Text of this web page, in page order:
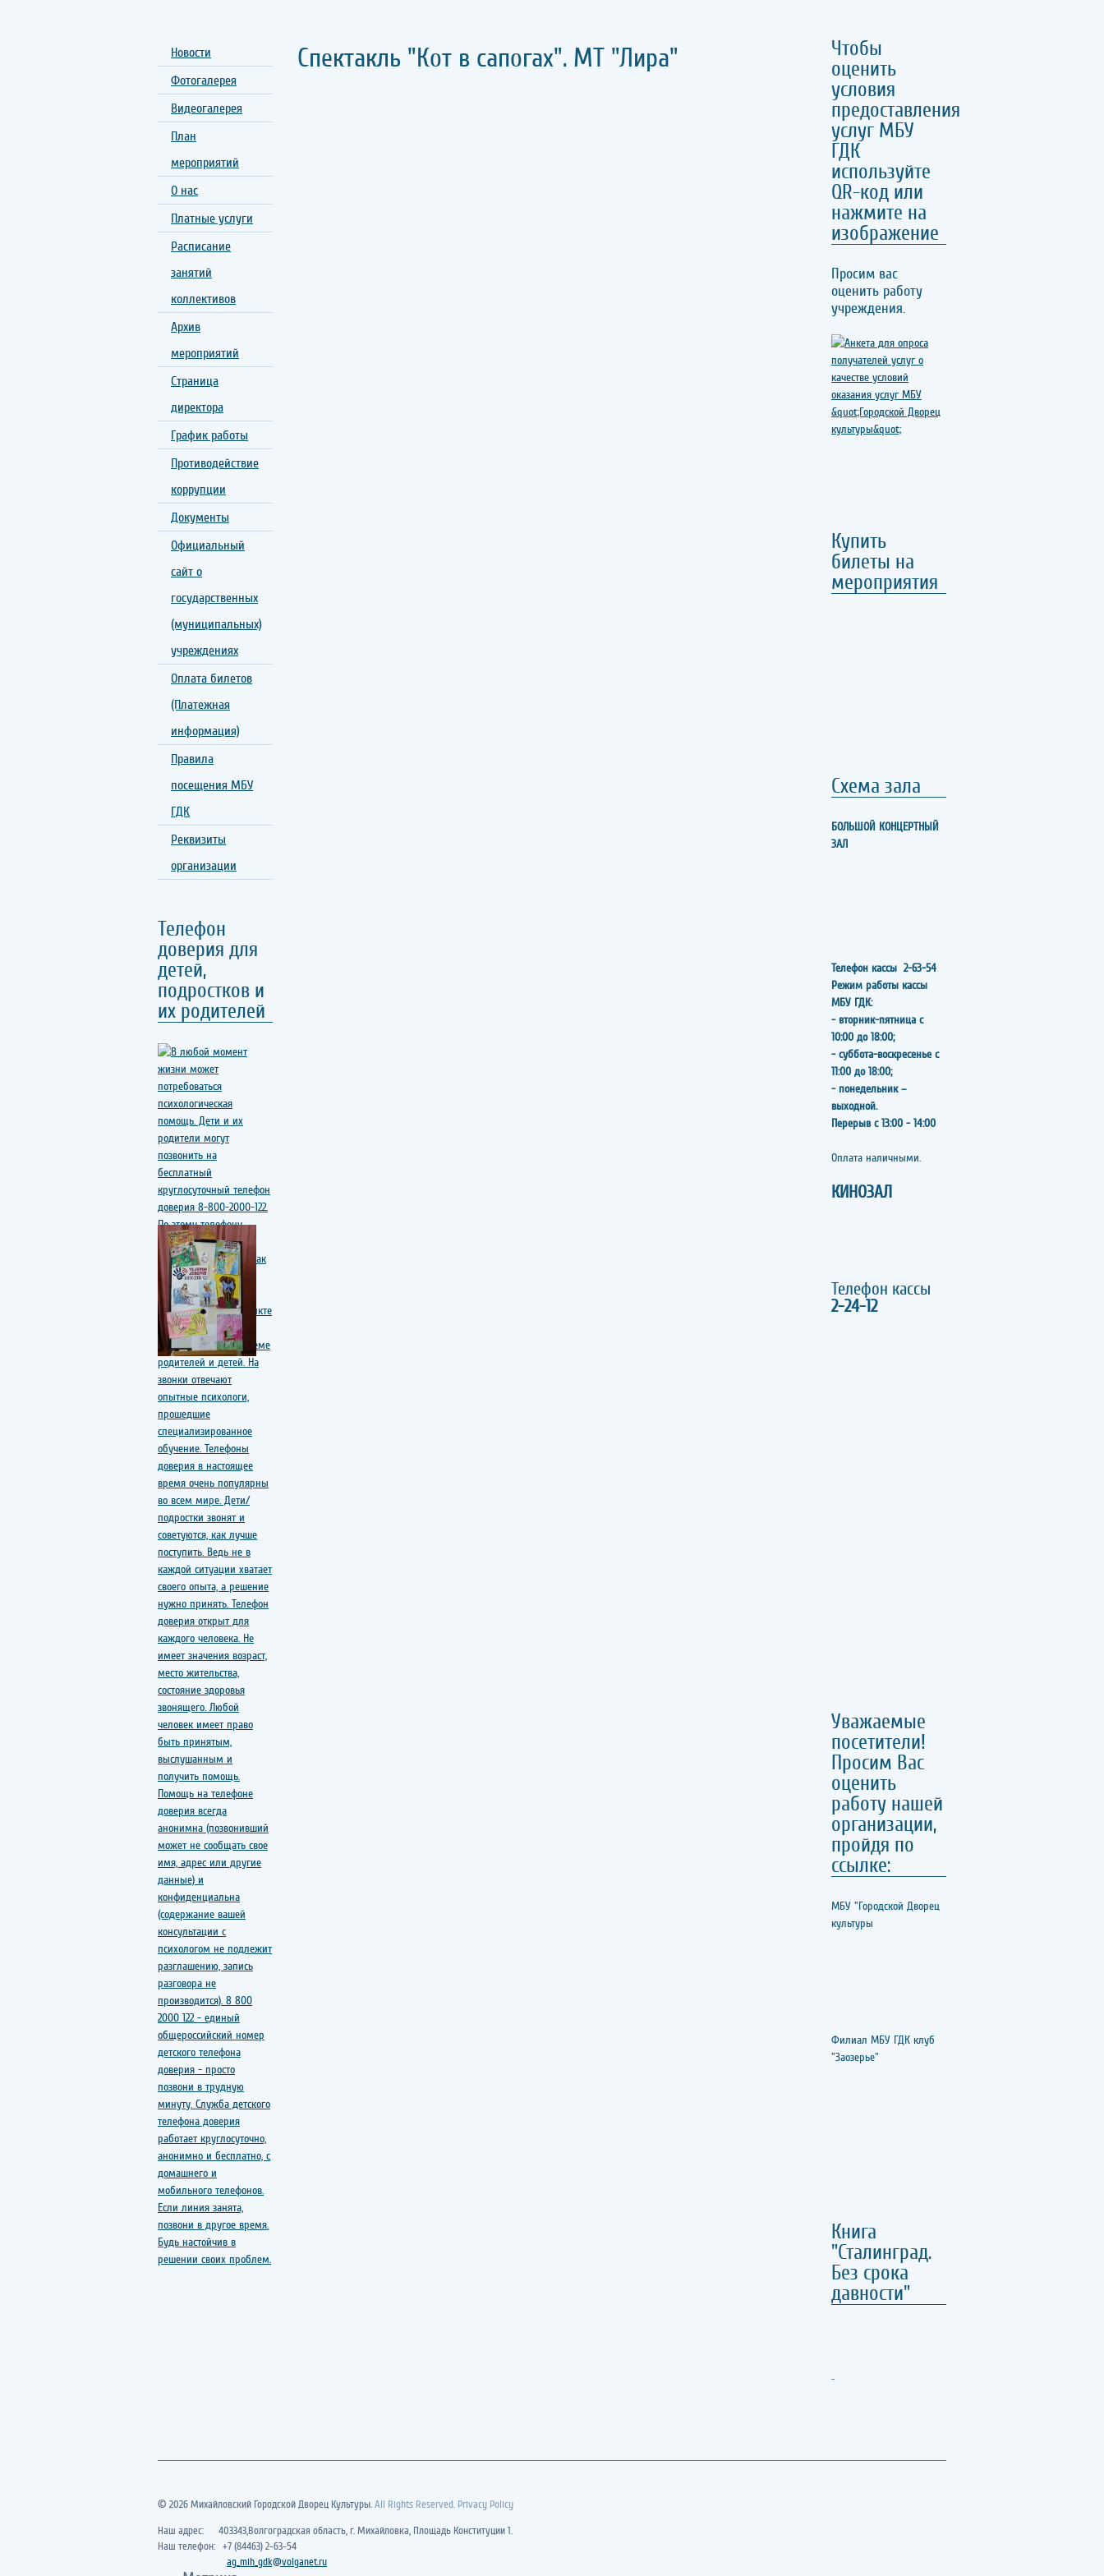
Новости
Фотогалерея
Видеогалерея
План
мероприятий
О нас
Платные услуги
Расписание
занятий
коллективов
Архив
мероприятий
Страница
директора
График работы
Противодействие
коррупции
Документы
Официальный
сайт о
государственных
(муниципальных)
учреждениях
Оплата билетов
(Платежная
информация)
Правила
посещения МБУ
ГДК
Реквизиты
организации
Телефон
доверия для
детей,
подростков и
их родителей
Спектакль "Кот в сапогах". МТ "Лира"
Чтобы
оценить
условия
предоставления
услуг МБУ
ГДК
используйте
QR-код или
нажмите на
изображение
Просим вас
оценить работу
учреждения.
Купить
билеты на
мероприятия
Схема зала
БОЛЬШОЙ КОНЦЕРТНЫЙ
ЗАЛ
Телефон кассы 2-63-54
Режим работы кассы
МБУ ГДК:
- вторник-пятница с
10:00 до 18:00;
- суббота-воскресенье с
11:00 до 18:00;
- понедельник –
выходной.
Перерыв с 13:00 - 14:00
​​​​​​​Оплата наличными.
КИНОЗАЛ
Телефон кассы
2-24-12
Уважаемые
посетители!
Просим Вас
оценить
работу нашей
организации,
пройдя по
ссылке:
МБУ "Городской Дворец
культуры
Филиал МБУ ГДК клуб
"Заозерье"
Книга
"Сталинград.
Без срока
давности"
..
© 2026 Михайловский Городской Дворец Культуры. All Rights Reserved. Privacy Policy
Наш адрес: 403343,Волгоградская область, г. Михайловка, Площадь Конституции 1.
Наш телефон: +7 (84463) 2-63-54
ag_mih_gdk@volganet.ru